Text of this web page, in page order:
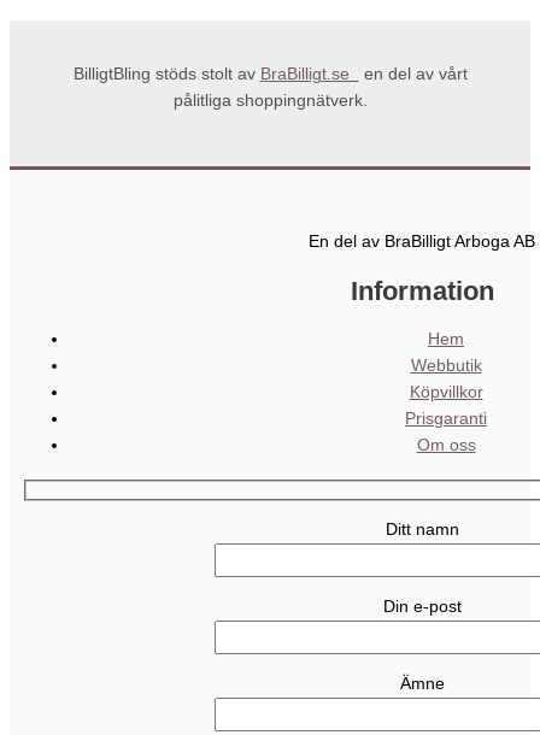
BilligtBling stöds stolt av BraBilligt.se
en del av vårt
pålitliga shoppingnätverk.
En del av BraBilligt Arboga AB
Information
Hem
Webbutik
Köpvillkor
Prisgaranti
Om oss
Ditt namn
Din e-post
Ämne